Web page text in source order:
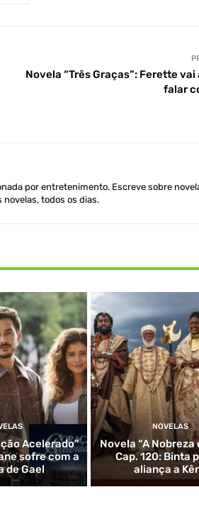
Novela “Três Graças”: Ferette
falar
por entretenimento. Escreve sobre
novelas, todos os dias.
Acelerado”
sofre com a
de Gael
NOVELAS
Novela “A Nobreza
Cap. 120: Binta
aliança a